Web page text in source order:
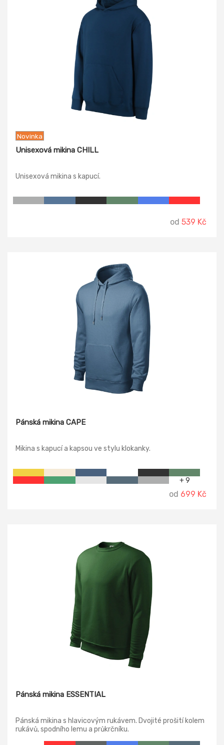
Novinka
Unisexová mikina CHILL
Unisexová mikina s kapucí.
od 539 Kč
Pánská mikina CAPE
Mikina s kapucí a kapsou ve stylu klokanky.
+ 9
od 699 Kč
Pánská mikina ESSENTIAL
Pánská mikina s hlavicovým rukávem. Dvojité prošití kolem
rukávů, spodního lemu a průkrčníku.